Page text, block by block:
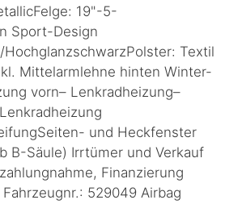
19"-5-
Sport-Design
Textil
Mittelarmlehne hinten Winter-
vorn– Lenkradheizung–
und Heckfenster
B-Säule) Irrtümer und Verkauf
Finanzierung
529049 Airbag